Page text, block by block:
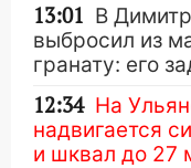
13:01 В
выбросил из
гранату: его
12:34 На
надвигается
и шквал до 27